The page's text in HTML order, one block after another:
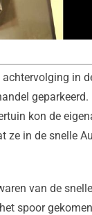
in
kon de
ze in de snelle
van de
spoor